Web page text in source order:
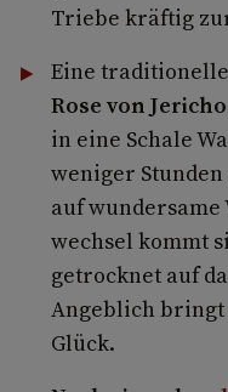
Triebe kräftig
Eine
Rose von Jericho
in eine Schale
weniger
auf wundersame
wechsel kommt
getrocknet auf
Angeblich bringt
Glück.